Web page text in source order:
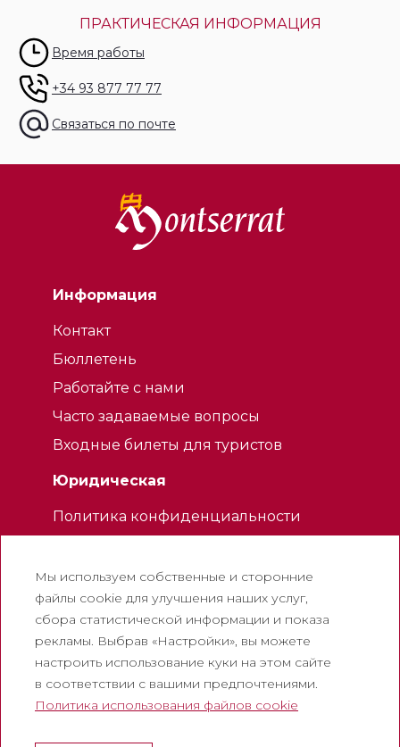
ПРАКТИЧЕСКАЯ ИНФОРМАЦИЯ
Время работы
+34 93 877 77 77
Связаться по почте
Информация
Контакт
Бюллетень
Работайте с нами
Часто задаваемые вопросы
Входные билеты для туристов
Юридическая
Политика конфиденциальности
Политика использования социальных
сетей
Канал для жалоб
Официальное уведомление
Корпоративный
Мы используем собственные и сторонние
файлы cookie для улучшения наших услуг,
сбора статистической информации и показа
рекламы. Выбрав «Настройки», вы можете
настроить использование куки на этом сайте
в соответствии с вашими предпочтениями.
Политика использования файлов cookie